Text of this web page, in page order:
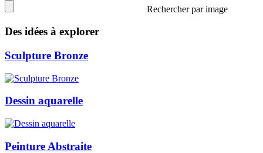
Rechercher par image
Des idées à explorer
Sculpture Bronze
Dessin aquarelle
Peinture Abstraite